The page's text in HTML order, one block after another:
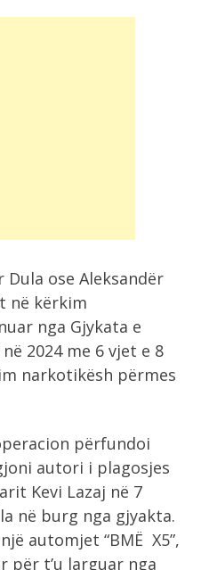
ose Aleksandër
në kërkim
nga Gjykata e
2024 me 6 vjet e 8
narkotikësh përmes
përfundoi
autori i plagosjes
Kevi Lazaj në 7
në burg nga gjyakta.
automjet “BMË X5”,
për t’u larguar nga